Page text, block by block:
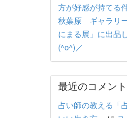
方が好感が持てる件
秋葉原 ギャラリ
にまる展」に出品
(^o^)／
最近のコメント
占い師の教える「